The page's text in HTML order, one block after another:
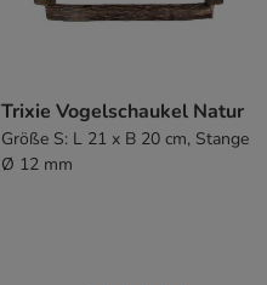
Trixie Vogelschaukel Natur
Größe S: L 21 x B 20 cm, Stange
Ø 12 mm